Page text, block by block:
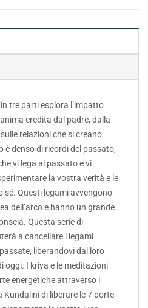
tre parti esplora l’impatto
eredita dal padre, dalla
relazioni che si creano.
è denso di ricordi del passato,
vi lega al passato e vi
la vostra verità e le
sé. Questi legami avvengono
dell’arco e hanno un grande
Questa serie di
a cancellare i legami
liberandovi dal loro
oggi. I kriya e le meditazioni
energetiche attraverso i
di liberare le 7 porte